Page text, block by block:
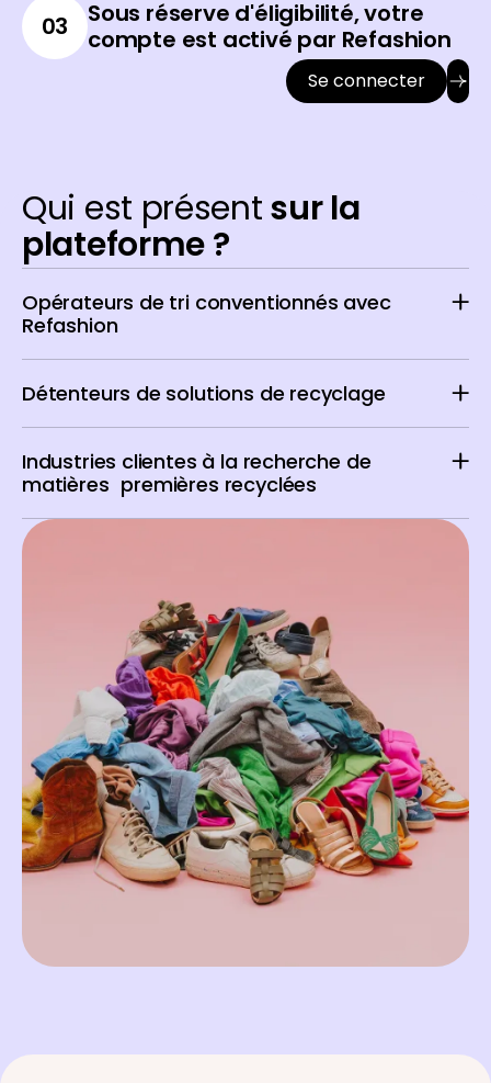
03
Sous réserve d'éligibilité, votre
compte est activé par Refashion
Se connecter
Qui est présentsur la
plateforme ?
Opérateurs de tri conventionnés avec
Refashion
Détenteurs de solutions de recyclage
Industries clientes à la recherche de
matières premières recyclées